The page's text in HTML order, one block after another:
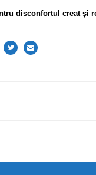
disconfortul creat și